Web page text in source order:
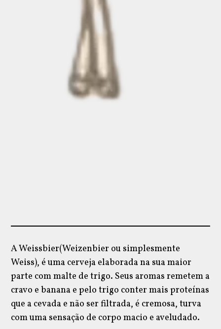
A Weissbier(Weizenbier ou simplesmente
Weiss), é uma cerveja elaborada na sua maior
parte com malte de trigo. Seus aromas remetem a
cravo e banana e pelo trigo conter mais proteínas
que a cevada e não ser filtrada, é cremosa, turva
com uma sensação de corpo macio e aveludado.